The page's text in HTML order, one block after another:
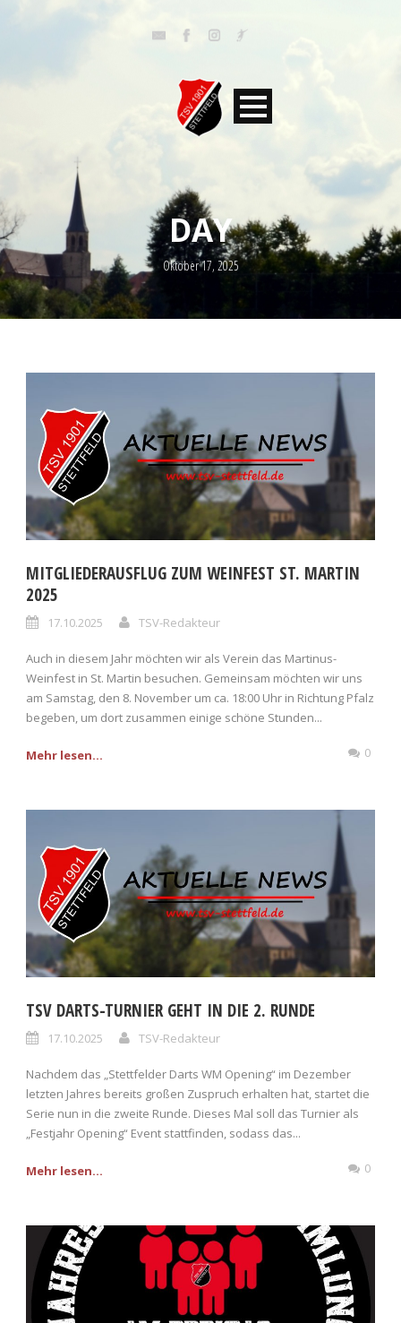
DAY
Oktober 17, 2025
MITGLIEDERAUSFLUG ZUM WEINFEST ST. MARTIN
2025
17.10.2025 TSV-Redakteur
Auch in diesem Jahr möchten wir als Verein das Martinus-
Weinfest in St. Martin besuchen. Gemeinsam möchten wir uns
am Samstag, den 8. November um ca. 18:00 Uhr in Richtung Pfalz
begeben, um dort zusammen einige schöne Stunden...
Mehr lesen... 0
TSV DARTS-TURNIER GEHT IN DIE 2. RUNDE
17.10.2025 TSV-Redakteur
Nachdem das „Stettfelder Darts WM Opening“ im Dezember
letzten Jahres bereits großen Zuspruch erhalten hat, startet die
Serie nun in die zweite Runde. Dieses Mal soll das Turnier als
„Festjahr Opening“ Event stattfinden, sodass das...
Mehr lesen... 0